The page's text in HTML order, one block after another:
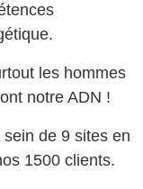
les hommes
notre ADN !
de 9 sites en
1500 clients.